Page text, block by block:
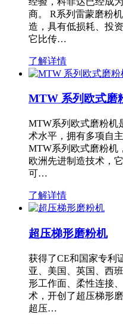
商。 R系列雷蒙磨粉
造，具有低损耗、投
它比传…
了解详情
MTW 系列欧式磨
MTW系列欧式磨粉机
术水平，拥有多项自
MTW系列欧式磨粉机
欧洲先进制造技术，
可…
了解详情
超压梯形磨粉机
获得了CE和国家专利
亚、美国、英国、西
形工作面、柔性连接
术，开创了超压梯形
超压…